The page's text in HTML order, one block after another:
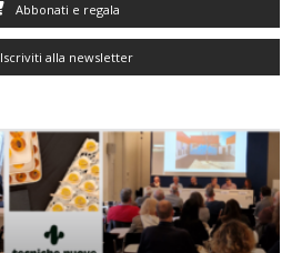
Abbonati e regala
Iscriviti alla newsletter